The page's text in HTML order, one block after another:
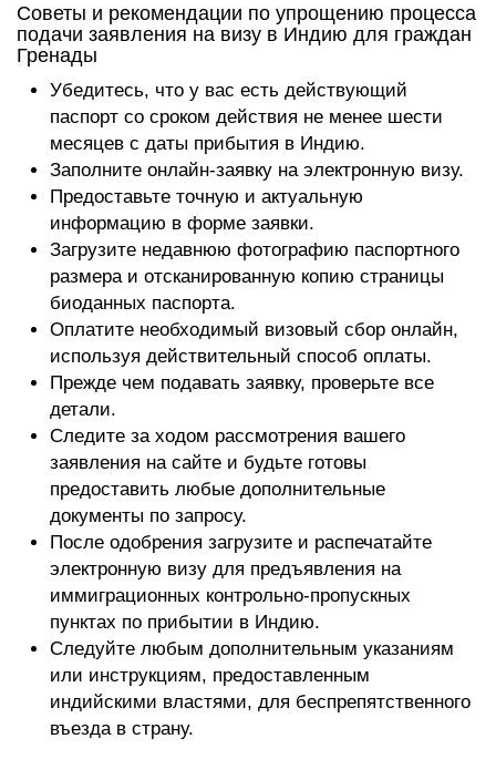
Советы и рекомендации по упрощению процесса
подачи заявления на визу в Индию для граждан
Гренады
Убедитесь, что у вас есть действующий
паспорт со сроком действия не менее шести
месяцев с даты прибытия в Индию.
Заполните онлайн-заявку на электронную визу.
Предоставьте точную и актуальную
информацию в форме заявки.
Загрузите недавнюю фотографию паспортного
размера и отсканированную копию страницы
биоданных паспорта.
Оплатите необходимый визовый сбор онлайн,
используя действительный способ оплаты.
Прежде чем подавать заявку, проверьте все
детали.
Следите за ходом рассмотрения вашего
заявления на сайте и будьте готовы
предоставить любые дополнительные
документы по запросу.
После одобрения загрузите и распечатайте
электронную визу для предъявления на
иммиграционных контрольно-пропускных
пунктах по прибытии в Индию.
Следуйте любым дополнительным указаниям
или инструкциям, предоставленным
индийскими властями, для беспрепятственного
въезда в страну.